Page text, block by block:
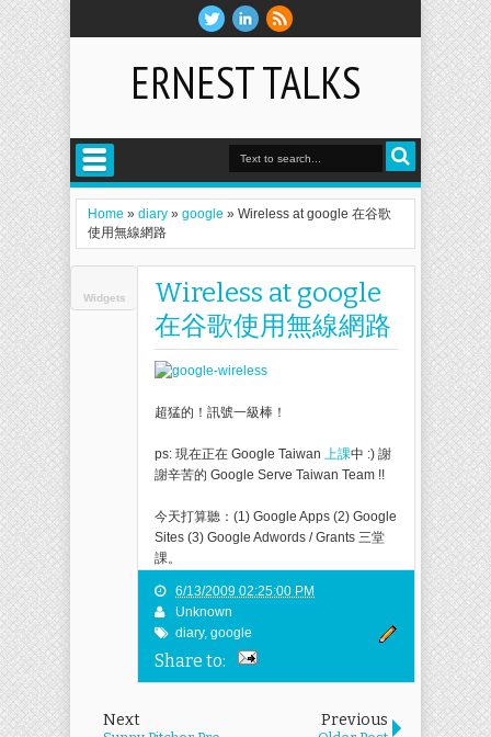
ERNEST TALKS
Home » diary » google » Wireless at google 在谷歌
使用無線網路
Widgets
Wireless at google
在谷歌使用無線網路
超猛的！訊號一級棒！
ps: 現在正在 Google Taiwan 上課中 :) 謝
謝辛苦的 Google Serve Taiwan Team !!
今天打算聽：(1) Google Apps (2) Google
Sites (3) Google Adwords / Grants 三堂
課。
6/13/2009 02:25:00 PM
Unknown
diary, google
Share to:
Next Previous